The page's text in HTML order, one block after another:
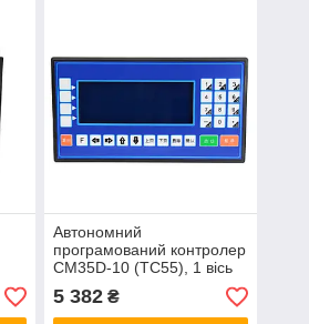
Автономний
програмований контролер
CM35D-10 (TC55), 1 вісь
5 382₴